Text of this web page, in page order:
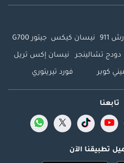
911 نيسان كيكس جيتور G700
دودج تشالينجر نيسان إكس تريل
كوبر فورد تيريتوري
تابعنا
تطبيقنا الآن